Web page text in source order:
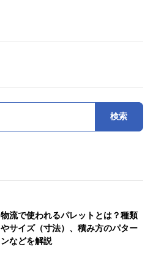
物流で使われるパレットとは？種類
やサイズ（寸法）、積み方のパター
ンなどを解説